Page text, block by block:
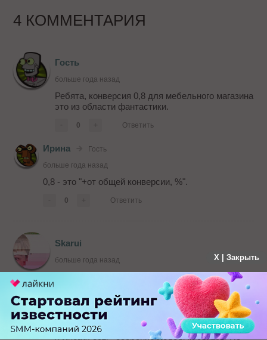
4 КОММЕНТАРИЯ
Гость
больше года назад
Ребята, конверсия 0,8 для мебельного магазина
это из области фантастики.
0 Ответить
Ирина
Гость
больше года назад
0,8 - это "+от общей конверсии, %".
0 Ответить
Skarui
больше года назад
Это скорее даже не веб-аналитика а веб-
Если это интернет-магазин интересна графа в
таблице "Заказы". Она по Поведенческим
картам собиралась или достугнутым целям-
событиям? ilovevitaly.ru и прочий рефспам...Он
X | Закрыть